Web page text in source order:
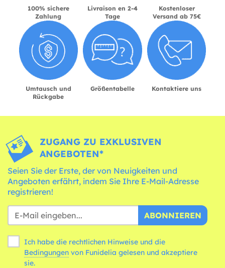
100% sichere
Zahlung
Livraison en 2-4
Tage
Kostenloser
Versand ab 75€
Umtausch und
Rückgabe
Größentabelle Kontaktiere uns
ZUGANG ZU EXKLUSIVEN
ANGEBOTEN*
Seien Sie der Erste, der von Neuigkeiten und
Angeboten erfährt, indem Sie Ihre E-Mail-Adresse
registrieren!
ABONNIEREN
Ich habe die rechtlichen Hinweise und die
Bedingungen
sie.